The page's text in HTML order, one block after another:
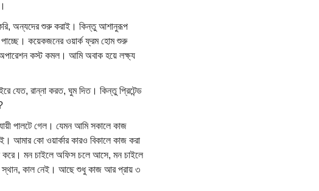
করি, অন্যদের শুরু করাই। কিন্তু আশানুরূপ
পাচ্ছে। কয়েকজনের ওয়ার্ক ফ্রম হোম শুরু
অপারেশন কস্ট কমল। আমি অবাক হয়ে লক্ষ্য
যেত, রান্না করত, ঘুম দিত। কিন্তু প্রিটেন্ড
পালটে গেল। যেমন আমি সকালে কাজ
আমার কো ওয়ার্কার কারও বিকালে কাজ করা
করে। মন চাইলে অফিস চলে আসে, মন চাইলে
স্থান, কাল নেই। আছে শুধু কাজ আর প্রায় ৩